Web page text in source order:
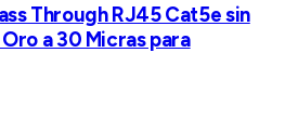
Through RJ45 Cat5e sin
a 30 Micras para